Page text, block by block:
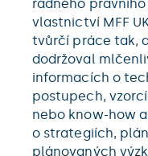
řádného
vlastnictví MFF
tvůrčí práce tak,
dodržoval
informacích o
postupech,
nebo know-how
o strategiích,
plánovaných